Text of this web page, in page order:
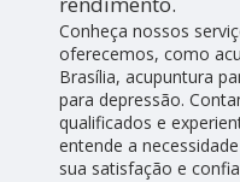
Conheça nossos
oferecemos, como
Brasília, acupuntura
para depressão.
qualificados e
entende a
sua satisfação e